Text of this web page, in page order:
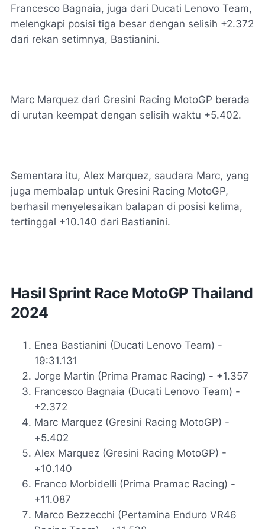
Francesco Bagnaia, juga dari Ducati Lenovo Team,
melengkapi posisi tiga besar dengan selisih +2.372
dari rekan setimnya, Bastianini.
Marc Marquez dari Gresini Racing MotoGP berada
di urutan keempat dengan selisih waktu +5.402.
Sementara itu, Alex Marquez, saudara Marc, yang
juga membalap untuk Gresini Racing MotoGP,
berhasil menyelesaikan balapan di posisi kelima,
tertinggal +10.140 dari Bastianini.
Hasil Sprint Race MotoGP Thailand
2024
Enea Bastianini (Ducati Lenovo Team) -
19:31.131
Jorge Martin (Prima Pramac Racing) - +1.357
Francesco Bagnaia (Ducati Lenovo Team) -
+2.372
Marc Marquez (Gresini Racing MotoGP) -
+5.402
Alex Marquez (Gresini Racing MotoGP) -
+10.140
Franco Morbidelli (Prima Pramac Racing) -
+11.087
Marco Bezzecchi (Pertamina Enduro VR46